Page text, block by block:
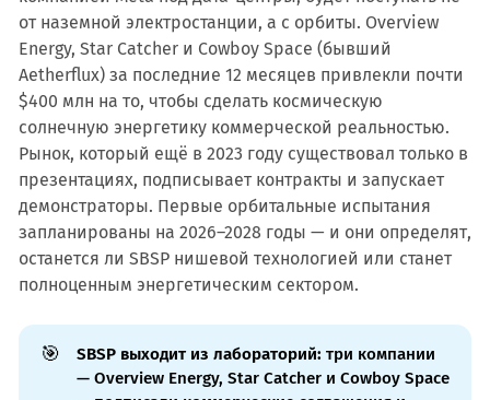
от наземной электростанции, а с орбиты. Overview
Energy, Star Catcher и Cowboy Space (бывший
Aetherflux) за последние 12 месяцев привлекли почти
$400 млн на то, чтобы сделать космическую
солнечную энергетику коммерческой реальностью.
Рынок, который ещё в 2023 году существовал только в
презентациях, подписывает контракты и запускает
демонстраторы. Первые орбитальные испытания
запланированы на 2026–2028 годы — и они определят,
останется ли SBSP нишевой технологией или станет
полноценным энергетическим сектором.
🎯 SBSP выходит из лабораторий: три компании
— Overview Energy, Star Catcher и Cowboy Space